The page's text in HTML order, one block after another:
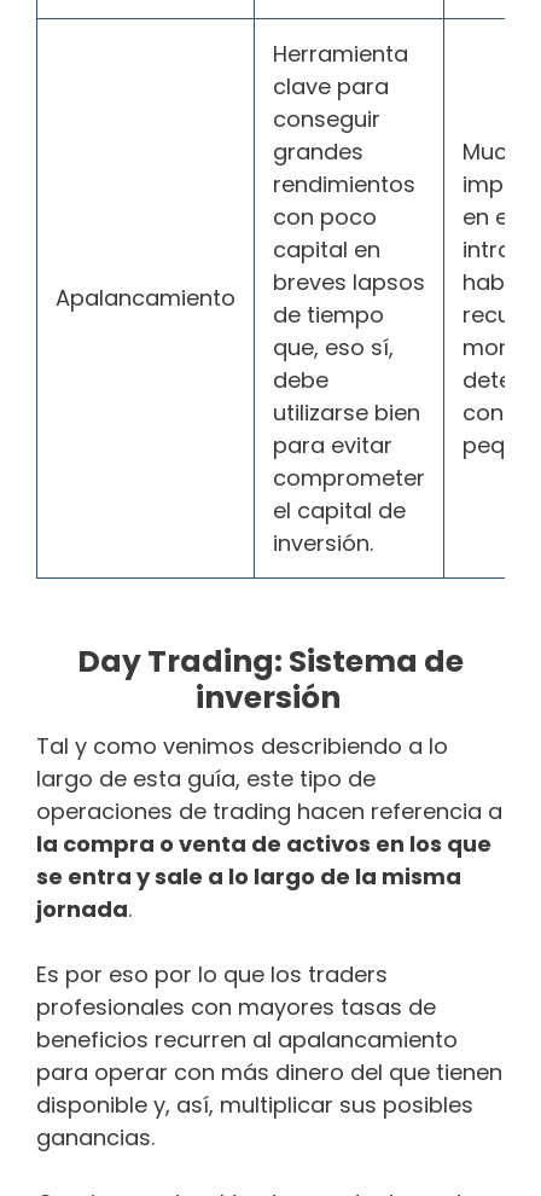
Apalancamiento
Herramienta
clave para
conseguir
grandes
rendimientos
con poco
capital en
breves lapsos
de tiempo
que, eso sí,
debe
utilizarse bien
para evitar
comprometer
el capital de
inversión.
en el
con
Day Trading: Sistema de
inversión
Tal y como venimos describiendo a lo
largo de esta guía, este tipo de
operaciones de trading hacen referencia a
la compra o venta de activos en los que
se entra y sale a lo largo de la misma
jornada.
Es por eso por lo que los traders
profesionales con mayores tasas de
beneficios recurren al apalancamiento
para operar con más dinero del que tienen
disponible y, así, multiplicar sus posibles
ganancias.